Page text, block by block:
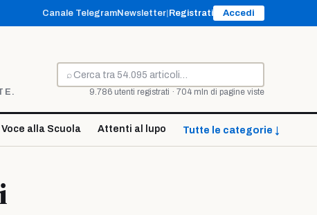
Canale TelegramNewsletter Registrati Accedi
⌕
Cerca
9.786 utenti registrati · 704 mln di pagine viste
Voce alla Scuola Attenti al lupo Tutte le categorie ↓